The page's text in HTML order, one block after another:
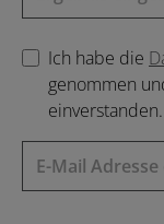
Ich habe die
genommen